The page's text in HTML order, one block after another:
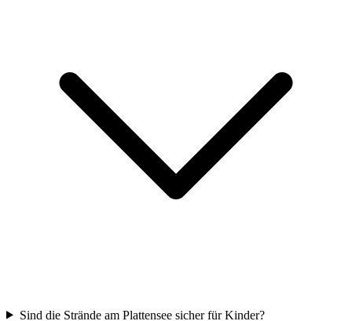
Sind die Strände am Plattensee sicher für Kinder?